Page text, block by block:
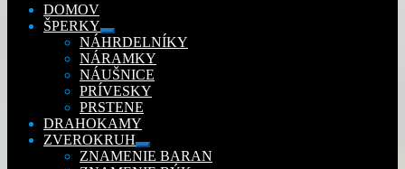
DOMOV
ŠPERKY
Rozbaliť
podradené
menu
NÁHRDELNÍKY
NÁRAMKY
NÁUŠNICE
PRÍVESKY
PRSTENE
DRAHOKAMY
ZVEROKRUH
Rozbaliť
podradené
ZNAMENIE BARAN